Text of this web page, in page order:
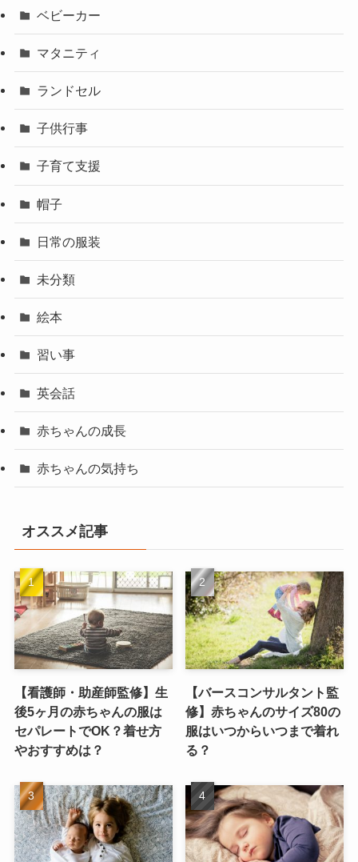
ベビーカー
マタニティ
ランドセル
子供行事
子育て支援
帽子
日常の服装
未分類
絵本
習い事
英会話
赤ちゃんの成長
赤ちゃんの気持ち
オススメ記事
【看護師・助産師監修】生
後5ヶ月の赤ちゃんの服は
セパレートでOK？着せ方
やおすすめは？
【バースコンサルタント監
修】赤ちゃんのサイズ80の
服はいつからいつまで着れ
る？